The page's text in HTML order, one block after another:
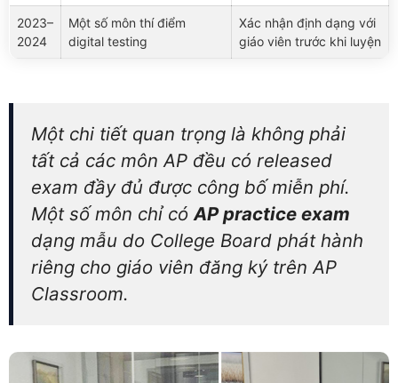
2023–
2024
Một số môn thí điểm
digital testing
Xác nhận định dạng với
giáo viên trước khi luyện
Một chi tiết quan trọng là không phải
tất cả các môn AP đều có released
exam đầy đủ được công bố miễn phí.
Một số môn chỉ có AP practice exam
dạng mẫu do College Board phát hành
riêng cho giáo viên đăng ký trên AP
Classroom.